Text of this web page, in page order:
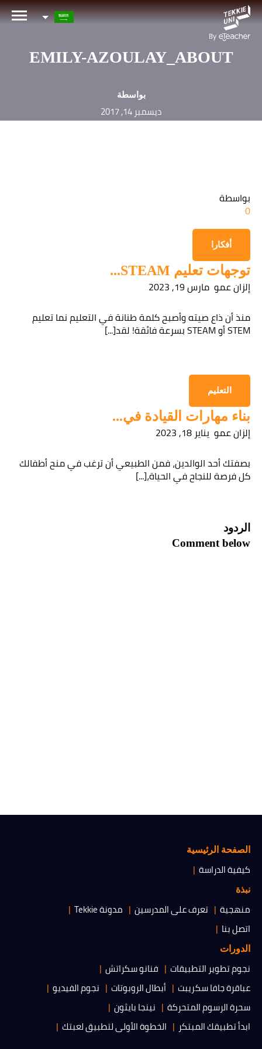
EMILY-AZOULAY_ABOUT
بواسطة
ديسمبر 14, 2017
بواسطة
0
أفكارا
توجهات تعليم STEAM...
إلزان عمو مارس 19, 2023
منذ أن ذاع صيته وأصبح كلمة طنانة في التعليم نما تعليم
STEM أو STEAM بسرعة فائقة! لقد[...]
التعليم
بناء مهارات القيادة في...
إلزان عمو يناير 18, 2023
بصفتك أحد الوالدين، فمن الطبيعي أن ترغب في منح أطفالك
كل فرصة للنجاح في الحياة،[...]
الردود
Comment below
الصفحة الرئيسية
كيفية الدراسة
نبذة
منهجية تعرف على المدرسين
مدونة Tekkie
اتصل بنا
الدورات
نجوم تطوير التطبيقات
فنانو سكراتش
عباقرة جافا سكريبت
أبطال الروبوتات
نجوم الفيديو
سحرة الرسوم المتحركة
نينجا بايثون
ابدأ تطبيقك المبتكر
الخطوة الأولى لتطبيق لعبتك
هل أنت مهتم بإحدى دوراتنا؟
اترك تفاصيلك وسنقوم بالتواصل معك قريباً!
البريد الإلكتروني لولي الأمر
رقم الهاتف الجوال
قراءة سياسة الخصوصية